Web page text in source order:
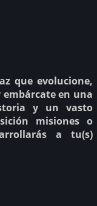
que evolucione,
en una
y un vasto
misiones o
a tu(s)